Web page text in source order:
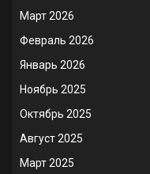
Март 2026
Февраль 2026
Январь 2026
Ноябрь 2025
Октябрь 2025
Август 2025
Март 2025